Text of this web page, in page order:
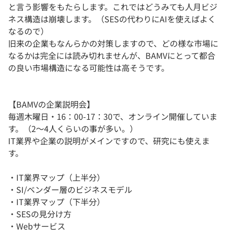
と言う影響をもたらします。これではどうみても人月ビジ
ネス構造は崩壊します。（SESの代わりにAIを使えばよく
なるので）
旧来の企業もなんらかの対策しますので、どの様な市場に
なるかは完全には読み切れませんが、BAMVにとって都合
の良い市場構造になる可能性は高そうです。
【BAMVの企業説明会】
毎週木曜日・16：00-17：30で、オンライン開催していま
す。（2～4人くらいの事が多い。）
IT業界や企業の説明がメインですので、研究にも使えま
す。
・IT業界マップ（上半分）
・SI/ベンダー層のビジネスモデル
・IT業界マップ（下半分）
・SESの見分け方
・Webサービス